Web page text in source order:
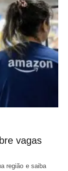
vagas
região e saiba